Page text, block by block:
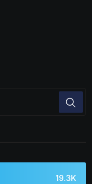
19.3K